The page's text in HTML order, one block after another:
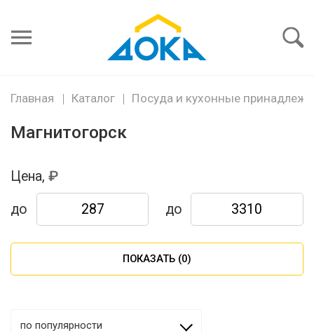
пароль
Главная Каталог Посуда и кухонные
Магнитогорск
Цена,
до до
ПОКАЗАТЬ (0)
по популярности